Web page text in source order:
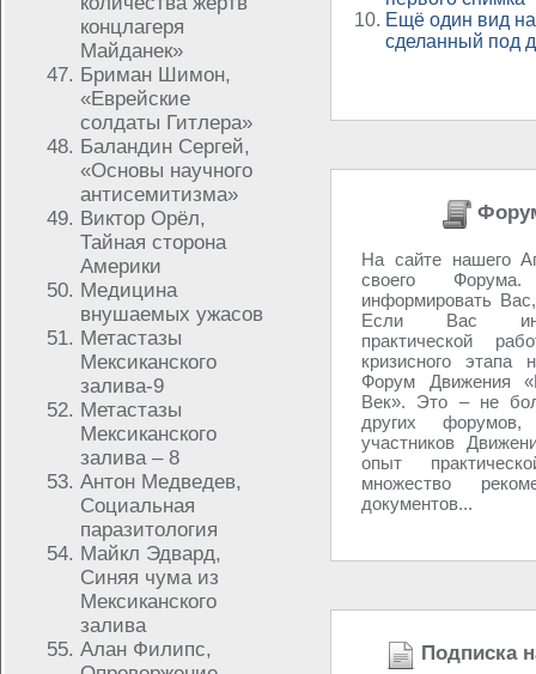
концлагеря
Майданек»
Бриман Шимон,
«Еврейские
солдаты Гитлера»
Баландин Сергей,
«Основы научного
антисемитизма»
Виктор Орёл,
Тайная сторона
Америки
Медицина
внушаемых ужасов
Метастазы
Мексиканского
залива-9
Метастазы
Мексиканского
залива – 8
Антон Медведев,
Социальная
паразитология
Майкл Эдвард,
Синяя чума из
Мексиканского
залива
Алан Филипс,
Ещё один вид
сделанный под
На сайте нашего
своего
информировать
Если Вас
практической
кризисного
Форум Движения
Век». Это – не
других
участников
опыт
множество
документов...
Подписка